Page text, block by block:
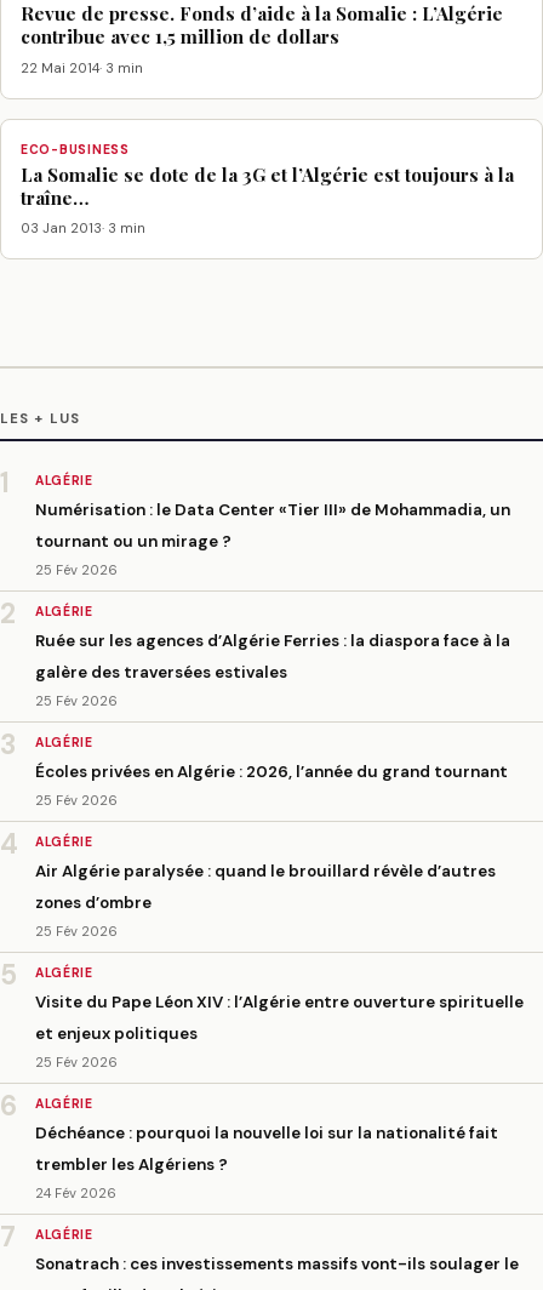
Revue de presse. Fonds d’aide à la Somalie : L’Algérie
contribue avec 1,5 million de dollars
22 Mai 2014· 3 min
ECO-BUSINESS
La Somalie se dote de la 3G et l’Algérie est toujours à la
traîne…
03 Jan 2013· 3 min
LES + LUS
1 ALGÉRIE
Numérisation : le Data Center «Tier III» de Mohammadia, un
tournant ou un mirage ?
25 Fév 2026
2 ALGÉRIE
Ruée sur les agences d’Algérie Ferries : la diaspora face à la
galère des traversées estivales
25 Fév 2026
3 ALGÉRIE
Écoles privées en Algérie : 2026, l’année du grand tournant
25 Fév 2026
4 ALGÉRIE
Air Algérie paralysée : quand le brouillard révèle d’autres
zones d’ombre
25 Fév 2026
5 ALGÉRIE
Visite du Pape Léon XIV : l’Algérie entre ouverture spirituelle
et enjeux politiques
25 Fév 2026
6 ALGÉRIE
Déchéance : pourquoi la nouvelle loi sur la nationalité fait
trembler les Algériens ?
24 Fév 2026
7 ALGÉRIE
Sonatrach : ces investissements massifs vont-ils soulager le